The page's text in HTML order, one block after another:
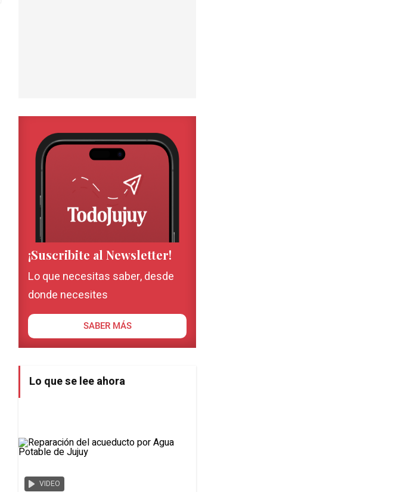
¡Suscribite al Newsletter!
Lo que necesitas saber, desde
donde necesites
SABER MÁS
Lo que se lee ahora
VIDEO